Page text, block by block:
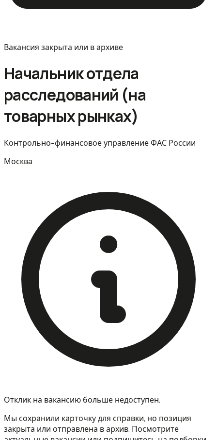
Вакансия закрыта или в архиве
Начальник отдела
расследований (на
товарных рынках)
Контрольно-финансовое управление ФАС России
Москва
Отклик на вакансию больше недоступен.
Мы сохранили карточку для справки, но позиция
закрыта или отправлена в архив. Посмотрите